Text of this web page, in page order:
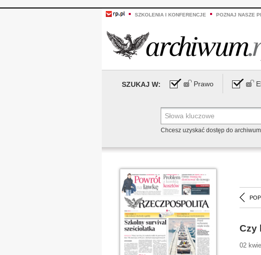
SZKOLENIA I KONFERENCJE POZNAJ NASZE
SZUKAJ W: Prawo
Chcesz uzyskać dostęp do
Czy
02